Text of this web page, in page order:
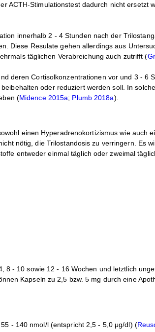
ACTH-Stimulationstest dadurch nicht ersetzt
innerhalb 2 - 4 Stunden nach der
Diese Resulate gehen allerdings aus
täglichen Verabreichung auch zutrifft (
deren Cortisolkonzentrationen vor und 3 - 6
oder reduziert werden soll. In
(Midence 2015a; Plumb 2018a).
einen Hyperadrenokortizismus wie auch
nötig, die Trilostandosis zu verringern. Es
entweder einmal täglich oder zweimal
- 10 sowie 12 - 16 Wochen und letztlich
Kapseln zu 2,5 bzw. 5 mg durch eine
- 140 nmol/l (entspricht 2,5 - 5,0 μg/dl) (